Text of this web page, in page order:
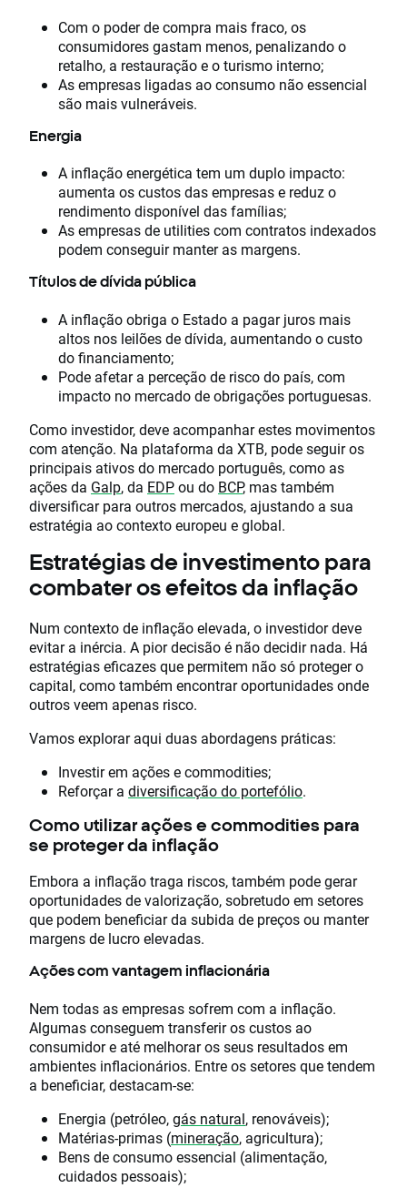
Com o poder de compra mais fraco, os
consumidores gastam menos, penalizando o
retalho, a restauração e o turismo interno;
As empresas ligadas ao consumo não essencial
são mais vulneráveis.
Energia
A inflação energética tem um duplo impacto:
aumenta os custos das empresas e reduz o
rendimento disponível das famílias;
As empresas de utilities com contratos indexados
podem conseguir manter as margens.
Títulos de dívida pública
A inflação obriga o Estado a pagar juros mais
altos nos leilões de dívida, aumentando o custo
do financiamento;
Pode afetar a perceção de risco do país, com
impacto no mercado de obrigações portuguesas.
Como investidor, deve acompanhar estes movimentos
com atenção. Na plataforma da XTB, pode seguir os
principais ativos do mercado português, como as
ações da Galp, da EDPou do BCP, mas também
diversificar para outros mercados, ajustando a sua
estratégia ao contexto europeu e global.
Estratégias de investimento para
combater os efeitos da inflação
Num contexto de inflação elevada, o investidor deve
evitar a inércia. A pior decisão é não decidir nada. Há
estratégias eficazes que permitem não só proteger o
capital, como também encontrar oportunidades onde
outros veem apenas risco.
Vamos explorar aqui duas abordagens práticas:
Investir em ações e commodities;
Reforçar a diversificação do portefólio.
Como utilizar ações e commodities para
se proteger da inflação
Embora a inflação traga riscos, também pode gerar
oportunidades de valorização, sobretudo em setores
que podem beneficiar da subida de preços ou manter
margens de lucro elevadas.
Ações com vantagem inflacionária
Nem todas as empresas sofrem com a inflação.
Algumas conseguem transferir os custos ao
consumidor e até melhorar os seus resultados em
ambientes inflacionários. Entre os setores que tendem
a beneficiar, destacam-se:
Energia (petróleo,gás natural, renováveis);
Matérias-primas (mineração, agricultura);
Bens de consumo essencial (alimentação,
cuidados pessoais);